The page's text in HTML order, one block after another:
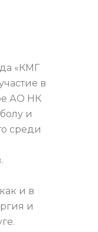
«КМГ
в
АО НК
среди